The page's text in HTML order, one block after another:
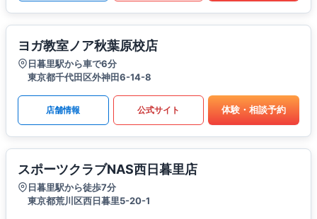
ヨガ教室ノア秋葉原校店
日暮里駅から車で6分
東京都千代田区外神田6-14-8
店舗情報 公式サイト 体験・相談予約
スポーツクラブNAS西日暮里店
日暮里駅から徒歩7分
東京都荒川区西日暮里5-20-1